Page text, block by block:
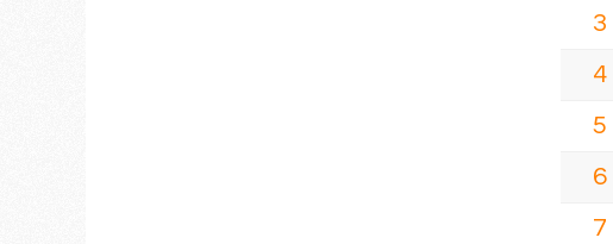
3
4
5
6
7